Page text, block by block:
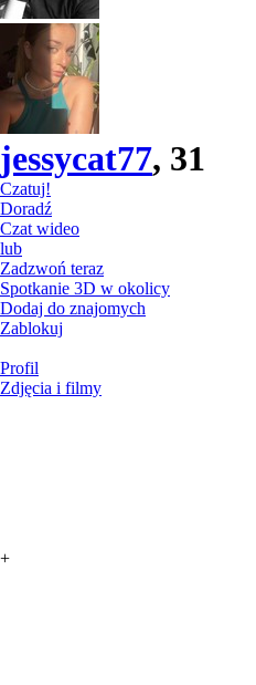
jessycat77, 31
Czatuj!
Doradź
Czat wideo
lub
Zadzwoń teraz
Spotkanie 3D w okolicy
Dodaj do znajomych
Zablokuj
Profil
Zdjęcia i filmy
+